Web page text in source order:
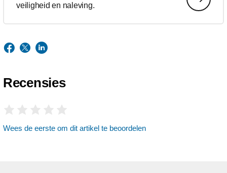
veiligheid en naleving.
Recensies
Wees de eerste om dit artikel te beoordelen